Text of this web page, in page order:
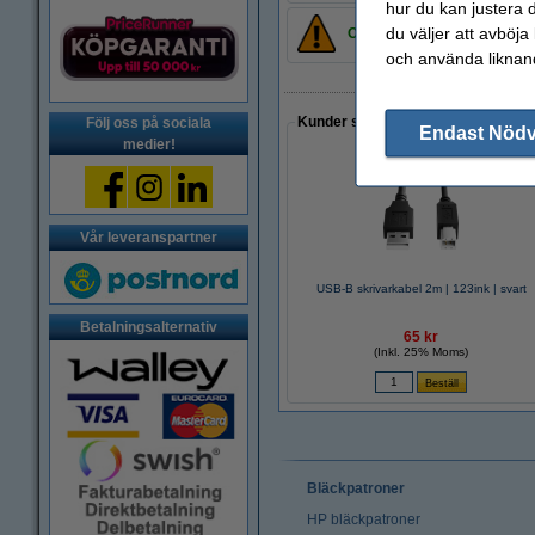
Följ oss på sociala
medier!
Vår leveranspartner
Betalningsalternativ
OBS! Inte lämplig för
Kunder som gjort ett liknande köp
USB-B skrivarkabel 2m | 123ink | svart
65 kr
(Inkl. 25% Moms)
Bläckpatroner
HP bläckpatroner
hur du kan justera
du väljer att avböja
och använda
Endast